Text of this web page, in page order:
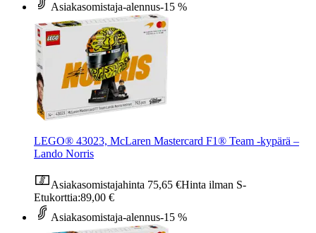
Asiakasomistaja-alennus-15 %
LEGO® 43023, McLaren Mastercard F1® Team ‑kypärä –
Lando Norris
Asiakasomistajahinta 75,65 €Hinta ilman S-
Etukorttia:89,00 €
Asiakasomistaja-alennus-15 %